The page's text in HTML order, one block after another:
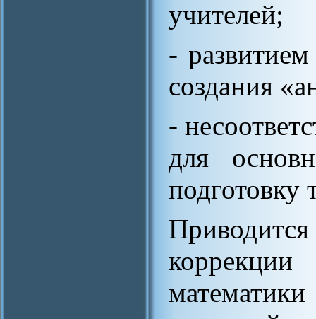
учителей;
-
создания
-
для
подготовку
коррекции